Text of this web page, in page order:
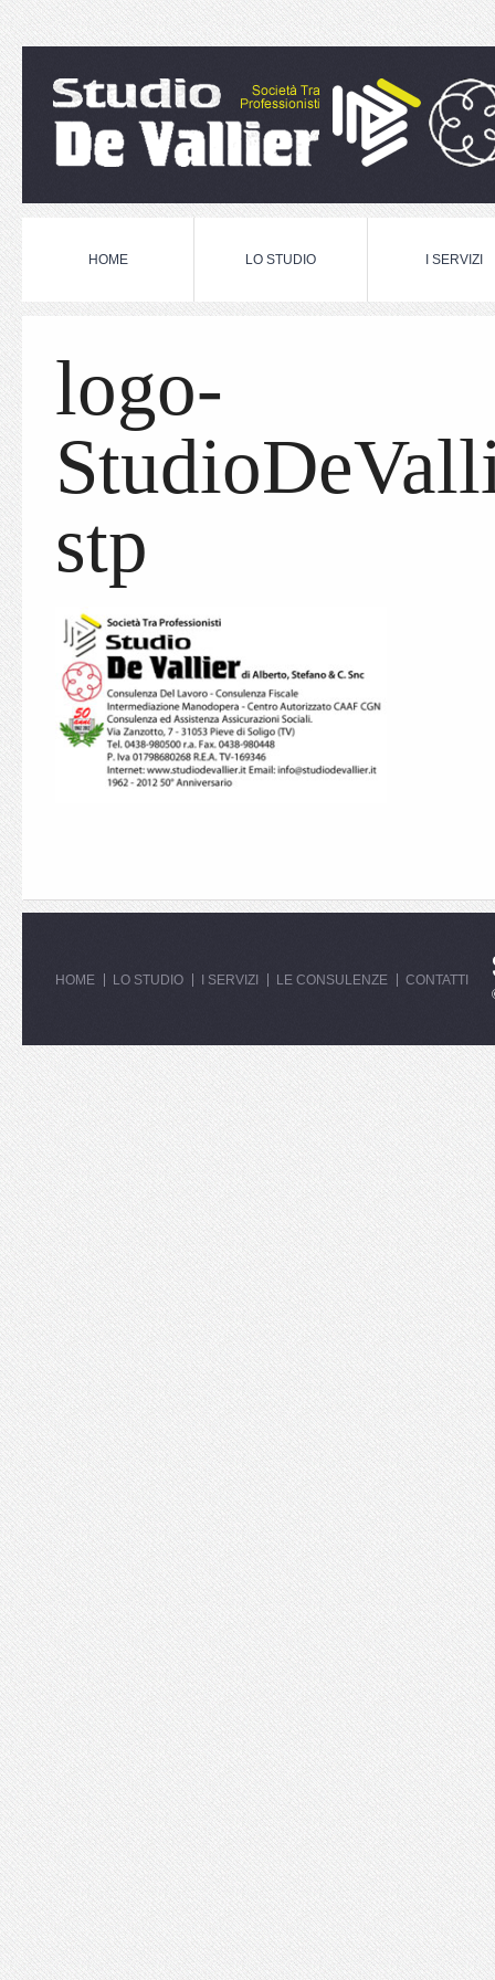
HOME LO STUDIO I SERVIZI
logo-
stp
HOME LO STUDIO I SERVIZI LE CONSULENZE CONTATTI